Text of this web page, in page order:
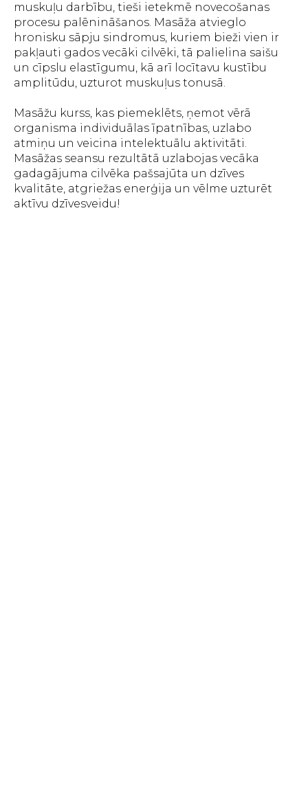
muskuļu darbību, tieši ietekmē novecošanas
procesu palēnināšanos. Masāža atvieglo
hronisku sāpju sindromus, kuriem bieži vien ir
pakļauti gados vecāki cilvēki, tā palielina saišu
un cīpslu elastīgumu, kā arī locītavu kustību
amplitūdu, uzturot muskuļus tonusā.
Masāžu kurss, kas piemeklēts, ņemot vērā
organisma individuālas īpatnības, uzlabo
atmiņu un veicina intelektuālu aktivitāti.
Masāžas seansu rezultātā uzlabojas vecāka
gadagājuma cilvēka pašsajūta un dzīves
kvalitāte, atgriežas enerģija un vēlme uzturēt
aktīvu dzīvesveidu!